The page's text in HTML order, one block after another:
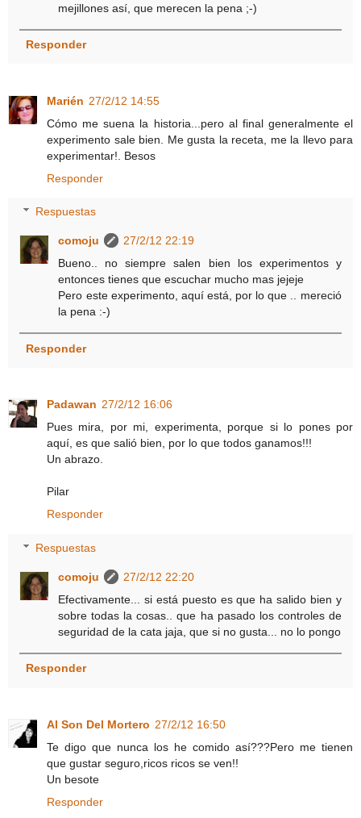
mejillones así, que merecen la pena ;-)
Responder
Marién 27/2/12 14:55
Cómo me suena la historia...pero al final generalmente el
experimento sale bien. Me gusta la receta, me la llevo para
experimentar!. Besos
Responder
Respuestas
comoju
27/2/12 22:19
Bueno.. no siempre salen bien los experimentos y
entonces tienes que escuchar mucho mas jejeje
Pero este experimento, aquí está, por lo que .. mereció
la pena :-)
Responder
Padawan 27/2/12 16:06
Pues mira, por mi, experimenta, porque si lo pones por
aquí, es que salió bien, por lo que todos ganamos!!!
Un abrazo.
Pilar
Responder
Respuestas
comoju
27/2/12 22:20
Efectivamente... si está puesto es que ha salido bien y
sobre todas la cosas.. que ha pasado los controles de
seguridad de la cata jaja, que si no gusta... no lo pongo
Responder
Al Son Del Mortero 27/2/12 16:50
Te digo que nunca los he comido así???Pero me tienen
que gustar seguro,ricos ricos se ven!!
Un besote
Responder